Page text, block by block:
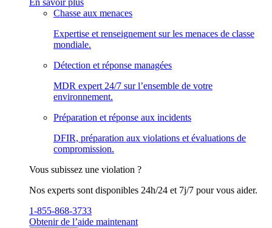
En savoir plus
Chasse aux menaces
Expertise et renseignement sur les menaces de classe
mondiale.
Détection et réponse managées
MDR expert 24/7 sur l’ensemble de votre
environnement.
Préparation et réponse aux incidents
DFIR, préparation aux violations et évaluations de
compromission.
Vous subissez une violation ?
Nos experts sont disponibles 24h/24 et 7j/7 pour vous aider.
1-855-868-3733
Obtenir de l’aide maintenant